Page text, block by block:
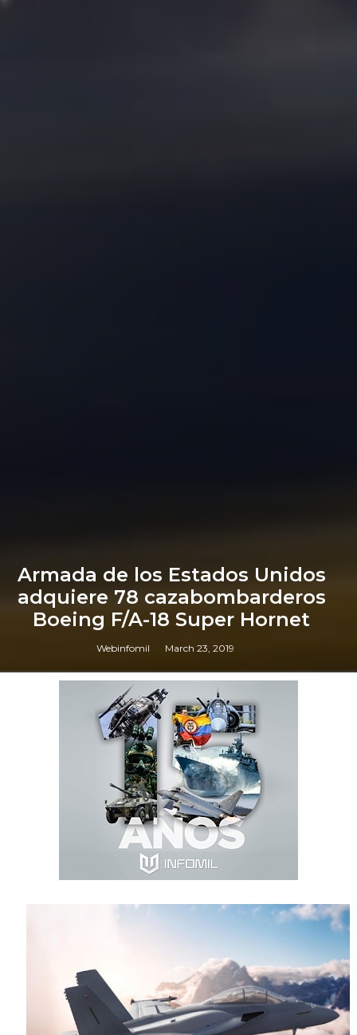
Armada de los Estados Unidos
adquiere 78 cazabombarderos
Boeing F/A-18 Super Hornet
Webinfomil March 23, 2019